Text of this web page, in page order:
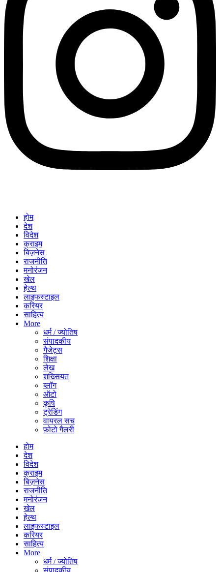
होम
देश
विदेश
क्राइम
बिज़नेस
राजनीति
मनोरंजन
खेल
हेल्थ
लाइफस्टाइल
करियर
साहित्य
More
धर्म / ज्योतिष
संपादकीय
गैजेट्स
शिक्षा
लेख
शख्सियत
ब्लॉग
ऑटो
कृषि
ट्रेडिंग
वायरल सच
फ़ोटो गैलरी
होम
देश
विदेश
क्राइम
बिज़नेस
राजनीति
मनोरंजन
खेल
हेल्थ
लाइफस्टाइल
करियर
साहित्य
More
धर्म / ज्योतिष
संपादकीय